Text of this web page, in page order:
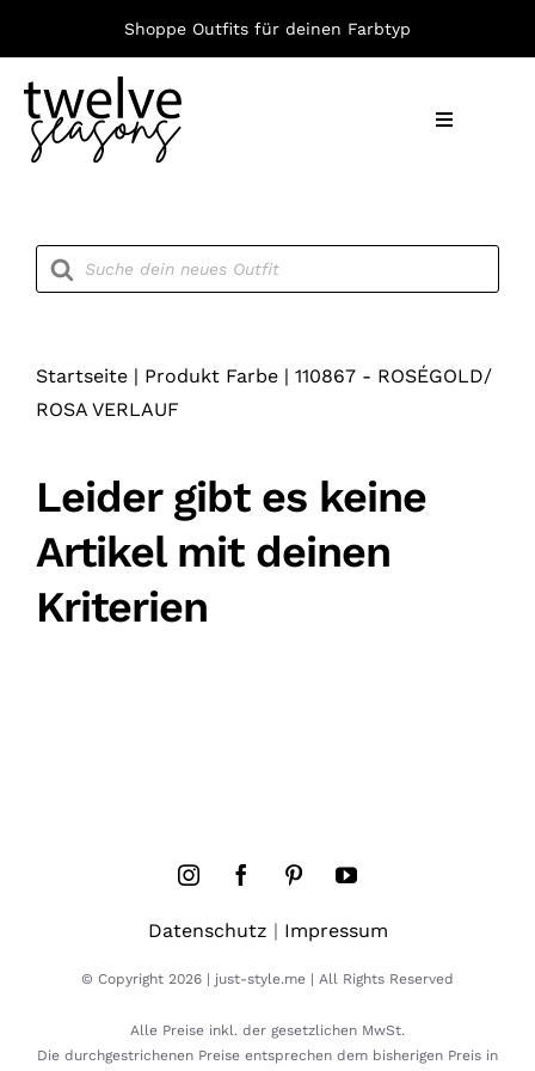
springen
Shoppe Outfits für deinen Farbtyp
Toggle
Products
search
Startseite| Produkt Farbe| 110867 - ROSÉGOLD/
ROSA VERLAUF
Leider gibt es keine
Artikel mit deinen
Kriterien
Datenschutz | Impressum
© Copyright 2026 | just-style.me | All Rights Reserved
Alle Preise inkl. der gesetzlichen MwSt.
Die durchgestrichenen Preise entsprechen dem bisherigen Preis in